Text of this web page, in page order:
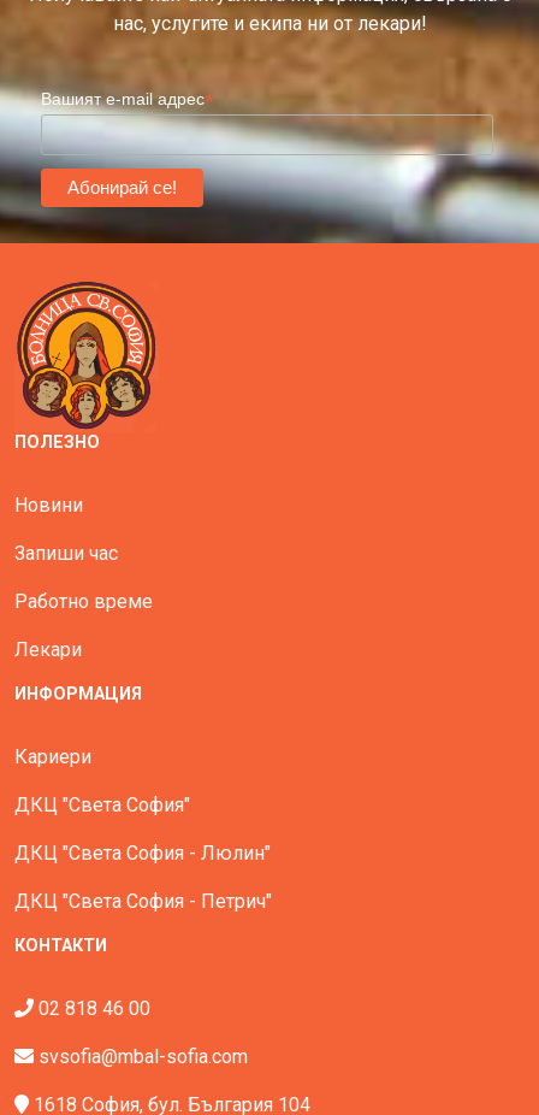
нас, услугите и екипа ни от лекари!
Вашият e-mail адрес*
ПОЛЕЗНО
Новини
Запиши час
Работно време
Лекари
ИНФОРМАЦИЯ
Кариери
ДКЦ "Света София"
ДКЦ "Света София - Люлин"
ДКЦ "Света София - Петрич"
КОНТАКТИ
02 818 46 00
svsofia@mbal-sofia.com
1618 София, бул. България 104